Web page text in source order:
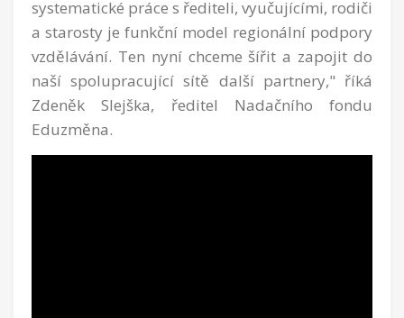
systematické práce s řediteli, vyučujícími, rodiči
a starosty je funkční model regionální podpory
vzdělávání. Ten nyní chceme šířit a zapojit do
naší spolupracující sítě další partnery," říká
Zdeněk Slejška, ředitel Nadačního fondu
Eduzměna.